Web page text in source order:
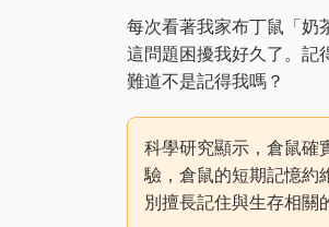
每次看著我家布丁鼠「奶
這問題困擾我好久了。記
難道不是記得我嗎？
科學研究顯示，倉鼠確
驗，倉鼠的短期記憶約
別擅長記住與生存相關